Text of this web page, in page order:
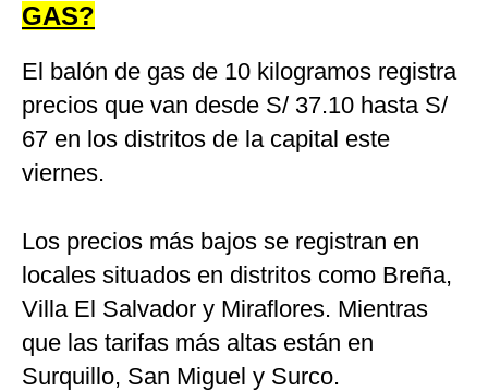
GAS?
El balón de gas de 10 kilogramos registra
precios que van desde S/ 37.10 hasta S/
67 en los distritos de la capital este
viernes.
Los precios más bajos se registran en
locales situados en distritos como Breña,
Villa El Salvador y Miraflores. Mientras
que las tarifas más altas están en
Surquillo, San Miguel y Surco.